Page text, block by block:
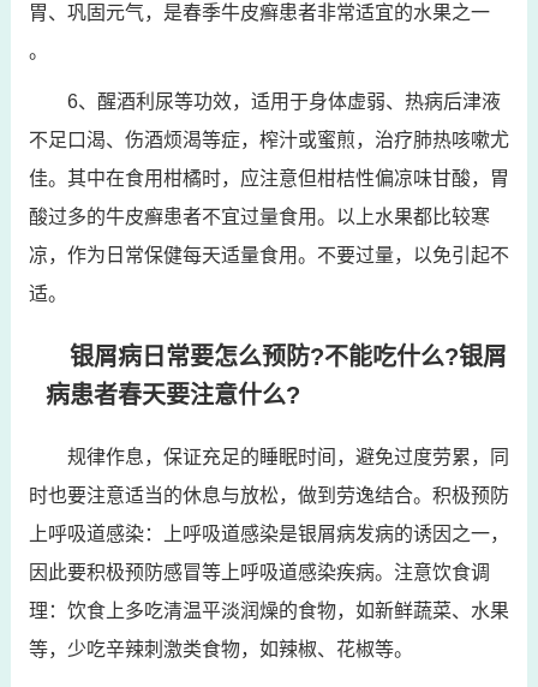
胃、巩固元气，是春季牛皮癣患者非常适宜的水果之一
。
6、醒酒利尿等功效，适用于身体虚弱、热病后津液
不足口渴、伤酒烦渴等症，榨汁或蜜煎，治疗肺热咳嗽尤
佳。其中在食用柑橘时，应注意但柑桔性偏凉味甘酸，胃
酸过多的牛皮癣患者不宜过量食用。以上水果都比较寒
凉，作为日常保健每天适量食用。不要过量，以免引起不
适。
银屑病日常要怎么预防?不能吃什么?银屑
病患者春天要注意什么?
规律作息，保证充足的睡眠时间，避免过度劳累，同
时也要注意适当的休息与放松，做到劳逸结合。积极预防
上呼吸道感染：上呼吸道感染是银屑病发病的诱因之一，
因此要积极预防感冒等上呼吸道感染疾病。注意饮食调
理：饮食上多吃清温平淡润燥的食物，如新鲜蔬菜、水果
等，少吃辛辣刺激类食物，如辣椒、花椒等。